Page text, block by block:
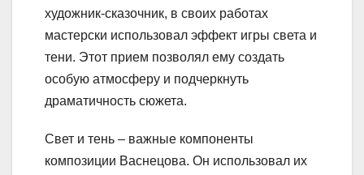
художник-сказочник, в своих работах
мастерски использовал эффект игры света и
тени. Этот прием позволял ему создать
особую атмосферу и подчеркнуть
драматичность сюжета.
Свет и тень – важные компоненты
композиции Васнецова. Он использовал их